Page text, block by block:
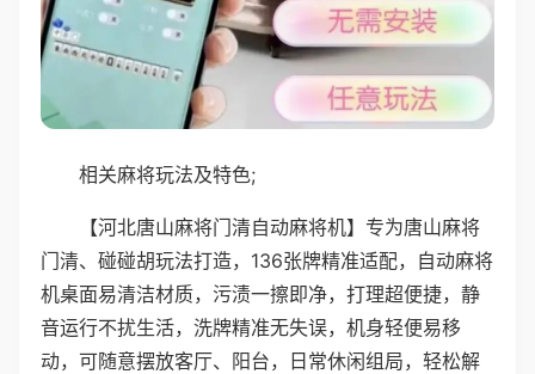
相关麻将玩法及特色;
【河北唐山麻将门清自动麻将机】专为唐山麻将
门清、碰碰胡玩法打造，136张牌精准适配，自动麻将
机桌面易清洁材质，污渍一擦即净，打理超便捷，静
音运行不扰生活，洗牌精准无失误，机身轻便易移
动，可随意摆放客厅、阳台，日常休闲组局，轻松解